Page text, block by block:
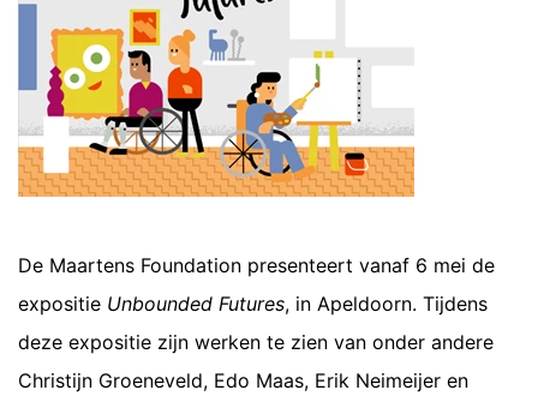
De Maartens Foundation presenteert vanaf 6 mei de
expositie Unbounded Futures, in Apeldoorn. Tijdens
deze expositie zijn werken te zien van onder andere
Christijn Groeneveld, Edo Maas, Erik Neimeijer en